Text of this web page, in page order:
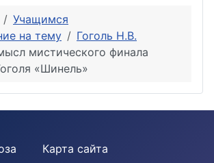
Учащимся
на тему
Гоголь Н.В.
мистического финала
«Шинель»
Карта сайта